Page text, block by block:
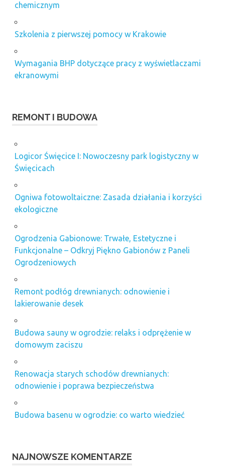
chemicznym
Szkolenia z pierwszej pomocy w Krakowie
Wymagania BHP dotyczące pracy z wyświetlaczami
ekranowymi
REMONT I BUDOWA
Logicor Święcice I: Nowoczesny park logistyczny w
Święcicach
Ogniwa fotowoltaiczne: Zasada działania i korzyści
ekologiczne
Ogrodzenia Gabionowe: Trwałe, Estetyczne i
Funkcjonalne – Odkryj Piękno Gabionów z Paneli
Ogrodzeniowych
Remont podłóg drewnianych: odnowienie i
lakierowanie desek
Budowa sauny w ogrodzie: relaks i odprężenie w
domowym zaciszu
Renowacja starych schodów drewnianych:
odnowienie i poprawa bezpieczeństwa
Budowa basenu w ogrodzie: co warto wiedzieć
NAJNOWSZE KOMENTARZE